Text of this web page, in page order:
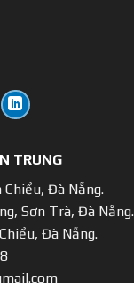
TRUNG
Đà Nẵng.
Sơn Trà, Đà Nẵng.
Đà Nẵng.